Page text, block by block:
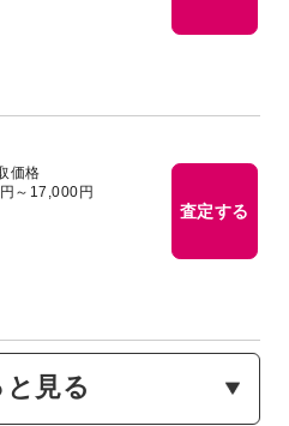
価格
～17,000円
査定する
と見る